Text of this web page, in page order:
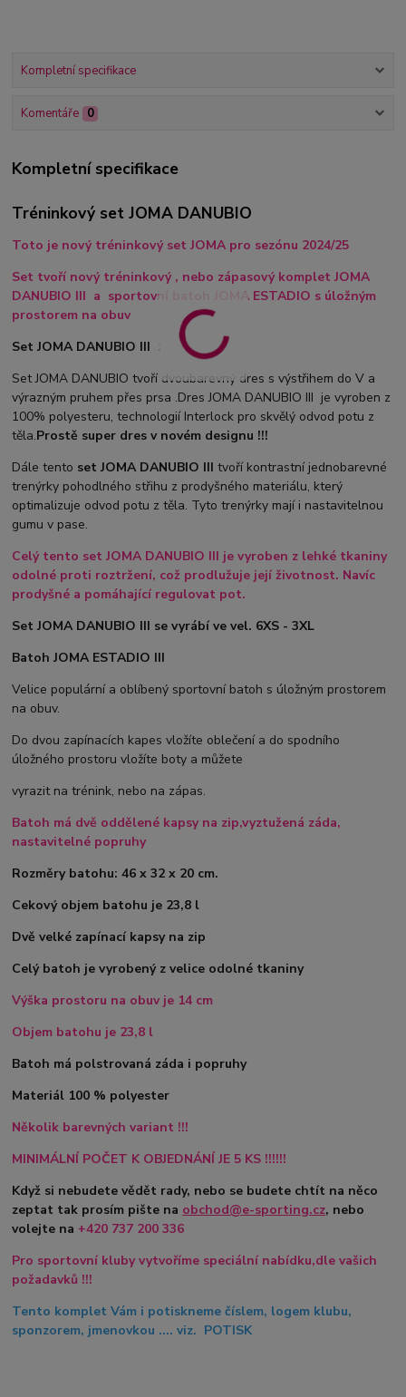
Kompletní specifikace
Komentáře 0
Kompletní specifikace
Tréninkový set JOMA DANUBIO
Toto je nový tréninkový set JOMA pro sezónu 2024/25
Set tvoří nový tréninkový , nebo zápasový komplet JOMA
DANUBIO III a sportovní batoh JOMA ESTADIO s úložným
prostorem na obuv
Set JOMA DANUBIO III :
Set JOMA DANUBIO tvoří dvoubarevný dres s výstřihem do V a
výrazným pruhem přes prsa .Dres JOMA DANUBIO III je vyroben z
100% polyesteru, technologií Interlock pro skvělý odvod potu z
těla.Prostě super dres v novém designu !!!
Dále tento set JOMA DANUBIO III tvoří kontrastní jednobarevné
trenýrky pohodlného střihu z prodyšného materiálu, který
optimalizuje odvod potu z těla. Tyto trenýrky mají i nastavitelnou
gumu v pase.
Celý tento set JOMA DANUBIO III je vyroben z lehké tkaniny
odolné proti roztržení, což prodlužuje její životnost. Navíc
prodyšné a pomáhající regulovat pot.
Set JOMA DANUBIO III se vyrábí ve vel. 6XS - 3XL
Batoh JOMA ESTADIO III
Velice populární a oblíbený sportovní batoh s úložným prostorem
na obuv.
Do dvou zapínacích kapes vložíte oblečení a do spodního
úložného prostoru vložíte boty a můžete
vyrazit na trénink, nebo na zápas.
Batoh má dvě oddělené kapsy na zip,vyztužená záda,
nastavitelné popruhy
Rozměry batohu: 46 x 32 x 20 cm.
Cekový objem batohu je 23,8 l
Dvě velké zapínací kapsy na zip
Celý batoh je vyrobený z velice odolné tkaniny
Výška prostoru na obuv je 14 cm
Objem batohu je 23,8 l
Batoh má polstrovaná záda i popruhy
Materiál 100 % polyester
Několik barevných variant !!!
MINIMÁLNÍ POČET K OBJEDNÁNÍ JE 5 KS !!!!!!
Když si nebudete vědět rady, nebo se budete chtít na něco
zeptat tak prosím pište na obchod@e-sporting.cz, nebo
volejte na +420 737 200 336
Pro sportovní kluby vytvoříme speciální nabídku,dle vašich
požadavků !!!
Tento komplet Vám i potiskneme číslem, logem klubu,
sponzorem, jmenovkou .... viz. POTISK